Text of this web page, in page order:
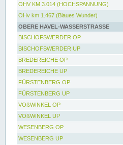
OHV KM 3.014 (HOCHSPANNUNG)
OHv km 1.467 (Blaues Wunder)
OBERE HAVEL-WASSERSTRASSE
BISCHOFSWERDER OP
BISCHOFSWERDER UP
BREDEREICHE OP
BREDEREICHE UP
FÜRSTENBERG OP
FÜRSTENBERG UP
VOßWINKEL OP
VOßWINKEL UP
WESENBERG OP
WESENBERG UP